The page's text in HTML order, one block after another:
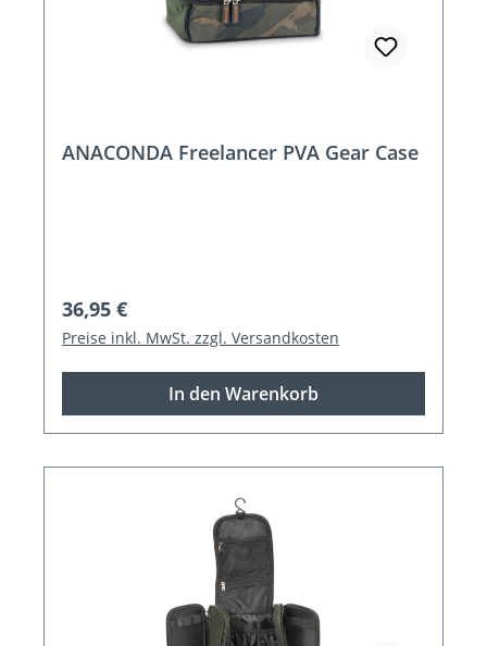
ANACONDA Freelancer PVA Gear Case
Regulärer Preis:
36,95 €
Preise inkl. MwSt. zzgl. Versandkosten
In den Warenkorb